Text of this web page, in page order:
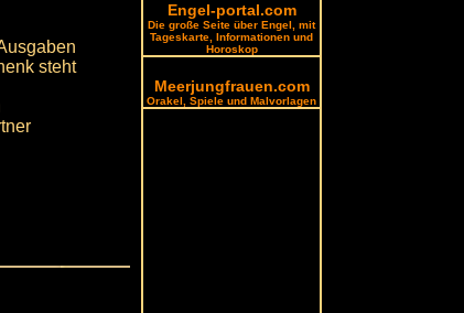
steht
Engel-portal.com
Die große Seite über Engel, mit
Tageskarte, Informationen und
Horoskop
Meerjungfrauen.com
Orakel, Spiele und Malvorlagen